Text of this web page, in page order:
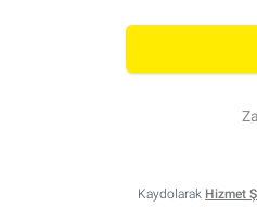
Kaydolarak Hizmet